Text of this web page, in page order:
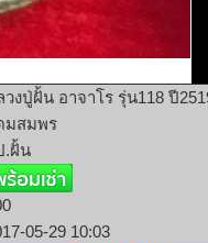
วงปู่ฝั้น อาจาโร รุ่น118 ปี
มสมพร
.ฝั้น
05-29 10:03